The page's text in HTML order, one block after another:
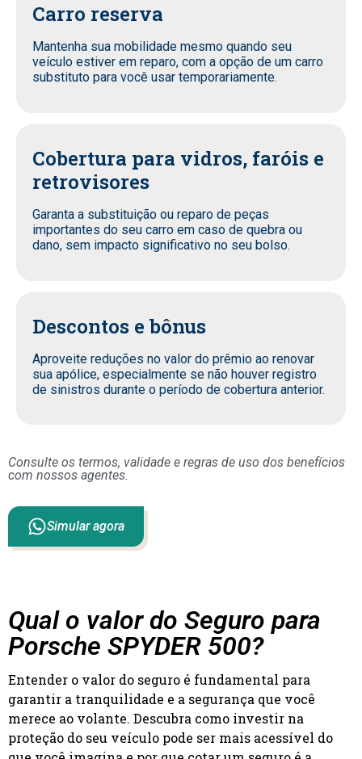
Carro reserva
Mantenha sua mobilidade mesmo quando seu
veículo estiver em reparo, com a opção de um carro
substituto para você usar temporariamente.
Cobertura para vidros, faróis e
retrovisores
Garanta a substituição ou reparo de peças
importantes do seu carro em caso de quebra ou
dano, sem impacto significativo no seu bolso.
Descontos e bônus
Aproveite reduções no valor do prêmio ao renovar
sua apólice, especialmente se não houver registro
de sinistros durante o período de cobertura anterior.
Consulte os termos, validade e regras de uso dos benefícios
com nossos agentes.
Simular agora
Qual o valor do Seguro para
Porsche SPYDER 500?
Entender o valor do seguro é fundamental para
garantir a tranquilidade e a segurança que você
merece ao volante. Descubra como investir na
proteção do seu veículo pode ser mais acessível do